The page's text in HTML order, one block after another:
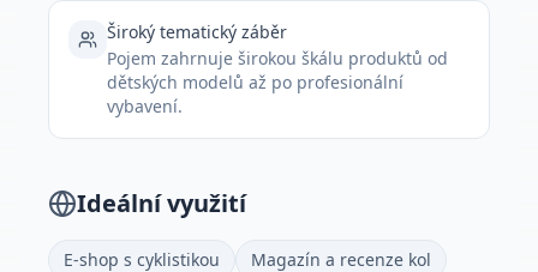
Široký tematický záběr
Pojem zahrnuje širokou škálu produktů od
dětských modelů až po profesionální
vybavení.
Ideální využití
E-shop s cyklistikou
Magazín a recenze kol